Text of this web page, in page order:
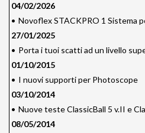
04/02/2026
• Novoflex STACKPRO 1 Sistema
27/01/2025
• Porta i tuoi scatti ad un livello
01/10/2015
• I nuovi supporti per Photoscope
03/10/2014
• Nuove teste ClassicBall 5 v.II e
08/05/2014